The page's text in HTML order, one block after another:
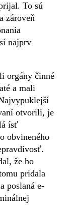
To sú
zároveň
najprv
orgány činné
a mali
otvorili, je
ísť
obvineného
že ho
pridala
poslaná e-